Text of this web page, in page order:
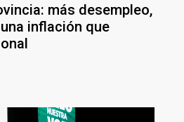
más desempleo,
inflación que